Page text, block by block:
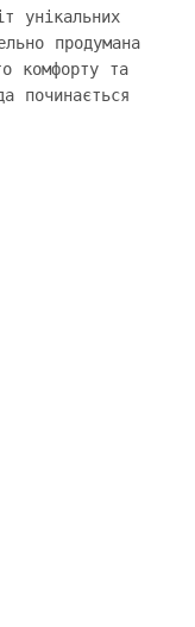
унікальних
продумана
комфорту та
починається